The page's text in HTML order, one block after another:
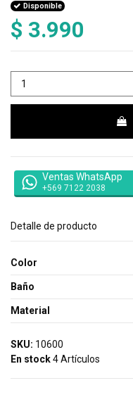
Disponible
$ 3.990
Ventas WhatsApp
+569 7122 2038
Detalle de producto
Color
Baño
Material
SKU: 10600
En stock4 Artículos